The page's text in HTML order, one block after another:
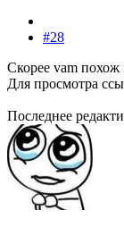
#28
Скорее vam похож
Для просмотра
Последнее